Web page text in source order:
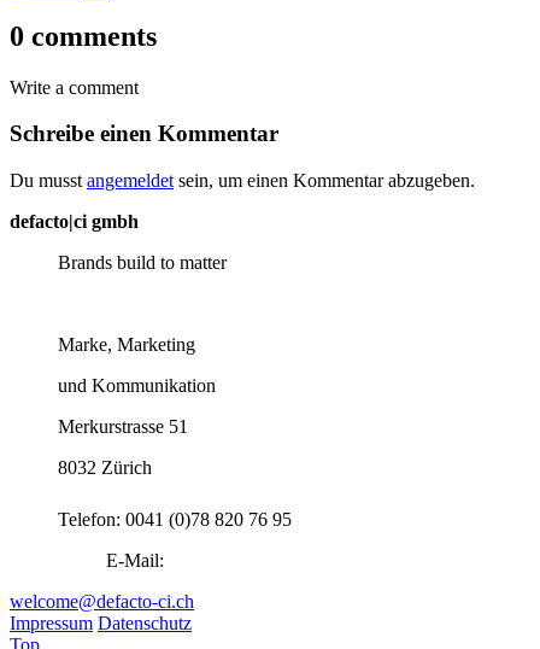
0 comments
Write a comment
Schreibe einen Kommentar
Du musst angemeldet sein, um einen Kommentar abzugeben.
defacto|ci gmbh
Brands build to matter
Marke, Marketing
und Kommunikation
Merkurstrasse 51
8032 Zürich
Telefon: 0041 (0)78 820 76 95
E-Mail:
welcome@defacto-ci.ch
Impressum Datenschutz
Top